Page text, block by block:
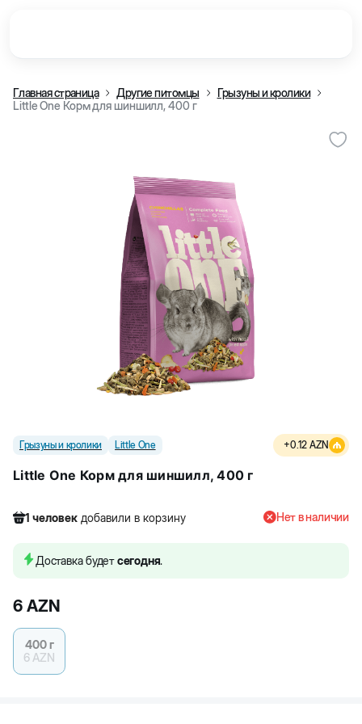
Главная страница Другие питомцы
Грызуны и кролики
Little One Корм для шиншилл, 400 г
Грызуны и кролики Little One +0.12 AZN
Little One Корм для шиншилл, 400 г
1 человек добавили в корзину
1 человек добавили в корзину
Нет в наличии
Доставка будетсегодня.
6 AZN
400 г
6 AZN